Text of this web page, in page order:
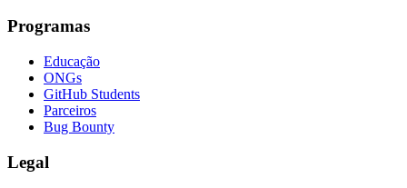
Programas
Educação
ONGs
GitHub Students
Parceiros
Bug Bounty
Legal